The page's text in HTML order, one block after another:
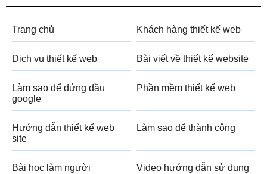
Trang chủ Khách hàng thiết kế web
Dịch vụ thiết kế web Bài viết về thiết kế website
Làm sao để đứng đầu
google
Phần mềm thiết kế web
Hướng dẫn thiết kế web
site
Làm sao để thành công
Bài học làm người Video hướng dẫn sử dụng